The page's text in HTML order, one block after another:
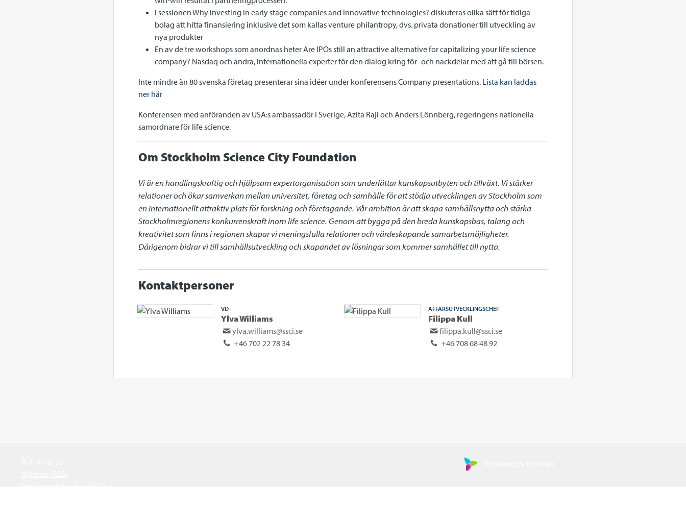
I sessionen Why investing in early stage companies and innovative technologies? diskuteras olika sätt för tidiga
bolag att hitta finansiering inklusive det som kallas venture philantropy, dvs. privata donationer till utveckling av
nya produkter
En av de tre workshops som anordnas heter Are IPOs still an attractive alternative for capitalizing your life science
company? Nasdaq och andra, internationella experter för den dialog kring för- och nackdelar med att gå till börsen.
Inte mindre än 80 svenska företag presenterar sina idéer under konferensens Company presentations. Lista kan laddas
ner här
Konferensen med anföranden av USA:s ambassadör i Sverige, Azita Raji och Anders Lönnberg, regeringens nationella
samordnare för life science.
Om Stockholm Science City Foundation
Vi är en handlingskraftig och hjälpsam expertorganisation som underlättar kunskapsutbyten och tillväxt. Vi stärker
relationer och ökar samverkan mellan universitet, företag och samhälle för att stödja utvecklingen av Stockholm som
en internationellt attraktiv plats för forskning och företagande. Vår ambition är att skapa samhällsnytta och stärka
Stockholmregionens konkurrenskraft inom life science. Genom att bygga på den breda kunskapsbas, talang och
kreativitet som finns i regionen skapar vi meningsfulla relationer och värdeskapande samarbetsmöjligheter.
Därigenom bidrar vi till samhällsutveckling och skapandet av lösningar som kommer samhället till nytta.
Kontaktpersoner
VD
Ylva Williams
ylva.williams@ssci.se
+46 702 22 78 34
AFFÄRSUTVECKLINGSCHEF
Filippa Kull
filippa.kull@ssci.se
+46 708 68 48 92